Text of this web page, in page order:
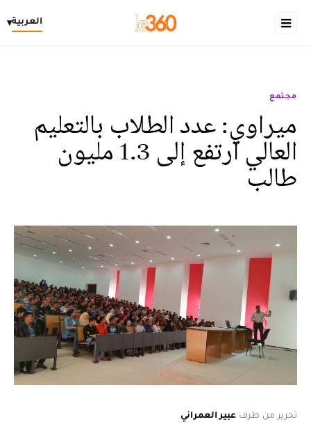
العربية▾
مجتمع
ميراوي: عدد الطلاب بالتعليم
العالي ارتفع إلى 1.3 مليون
طالب
تحرير من طرف عبير العمراني